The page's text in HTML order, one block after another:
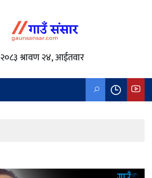
२०८३ श्रावण २४, आईतवार